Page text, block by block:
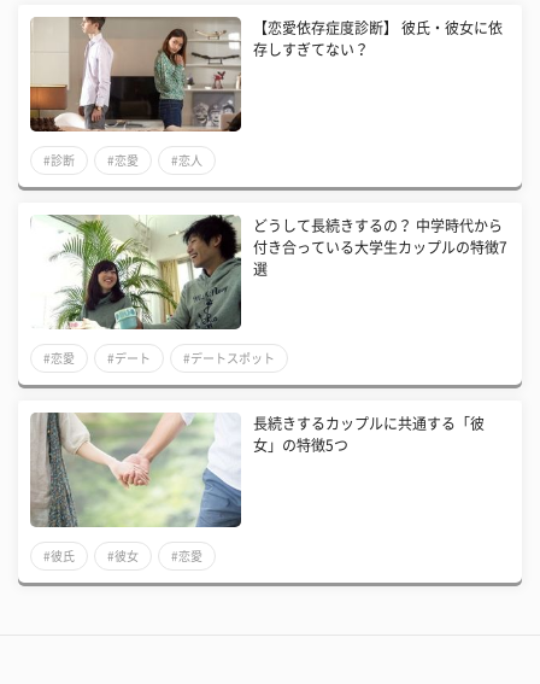
【恋愛依存症度診断】 彼氏・彼女に依
存しすぎてない？
#診断 #恋愛 #恋人
どうして長続きするの？ 中学時代から
付き合っている大学生カップルの特徴7
選
#恋愛 #デート #デートスポット
長続きするカップルに共通する「彼
女」の特徴5つ
#彼氏 #彼女 #恋愛